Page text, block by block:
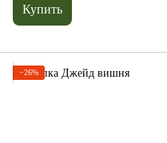
Купить
−26%